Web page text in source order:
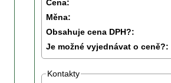
Cena:
Měna:
Obsahuje cena DPH?:
Je možné vyjednávat o ceně?:
Kontakty